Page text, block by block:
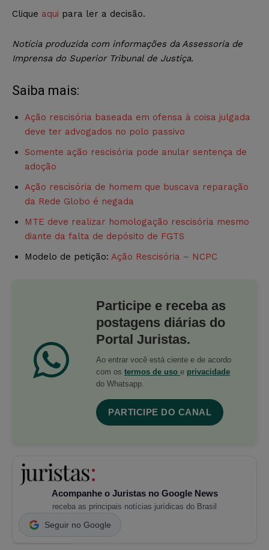
Clique aqui para ler a decisão.
Notícia produzida com informações da Assessoria de
Imprensa do Superior Tribunal de Justiça.
Saiba mais:
Ação rescisória baseada em ofensa à coisa julgada
deve ter advogados no polo passivo
Somente ação rescisória pode anular sentença de
adoção
Ação rescisória de homem que buscava reparação
da Rede Globo é negada
MTE deve realizar homologação rescisória mesmo
diante da falta de depósito de FGTS
Modelo de petição: Ação Rescisória – NCPC
Participe e receba as
postagens diárias do
Portal Juristas.
Ao entrar você está ciente e de acordo
com os termos de uso e privacidade
do Whatsapp.
PARTICIPE DO CANAL
Acompanhe o Juristas no Google News
receba as principais notícias jurídicas do Brasil
Seguir no Google